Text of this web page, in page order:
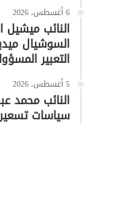
6 أغسطس، 2026
النائب
السوشيال
التعبير
5 أغسطس، 2026
النائب محمد
سياسات تسعير